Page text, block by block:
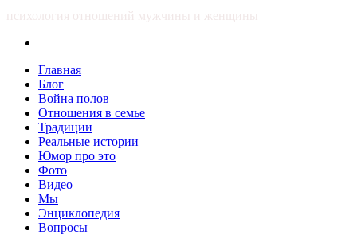
психология отношений мужчины и женщины
Главная
Блог
Война полов
Отношения в семье
Традиции
Реальные истории
Юмор про это
Фото
Видео
Мы
Энциклопедия
Вопросы